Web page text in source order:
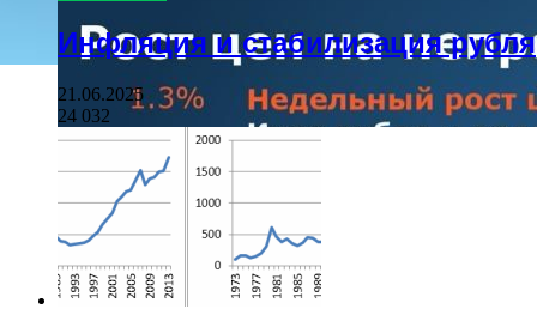
Инфляция и стабилизация рубля
21.06.2025
24 032